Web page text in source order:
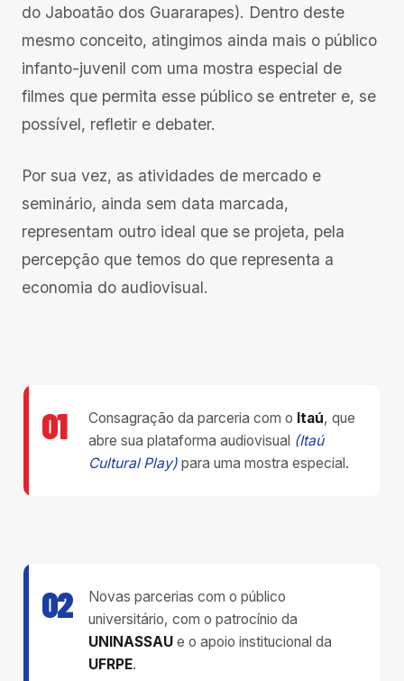
do Jaboatão dos Guararapes). Dentro deste
mesmo conceito, atingimos ainda mais o público
infanto-juvenil com uma mostra especial de
filmes que permita esse público se entreter e, se
possível, refletir e debater.
Por sua vez, as atividades de mercado e
seminário, ainda sem data marcada,
representam outro ideal que se projeta, pela
percepção que temos do que representa a
economia do audiovisual.
01 Consagração da parceria com o Itaú, que
abre sua plataforma audiovisual (Itaú
Cultural Play) para uma mostra especial.
02
Novas parcerias com o público
universitário, com o patrocínio da
UNINASSAU e o apoio institucional da
UFRPE.